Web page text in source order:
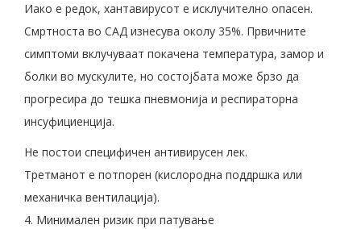
Иако е редок, хантавирусот е исклучително опасен.
Смртноста во САД изнесува околу 35%. Првичните
симптоми вклучуваат покачена температура, замор и
болки во мускулите, но состојбата може брзо да
прогресира до тешка пневмонија и респираторна
инсуфициенција.
Не постои специфичен антивирусен лек.
Третманот е потпорен (кислородна поддршка или
механичка вентилација).
4. Минимален ризик при патување